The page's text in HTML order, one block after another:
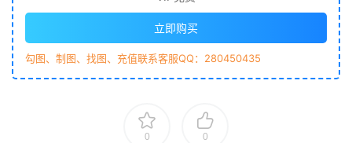
立即购买
勾图、制图、找图、充值联系客服QQ：280450435
0 0